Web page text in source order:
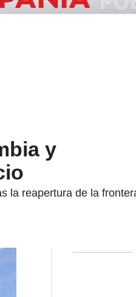
y
la reapertura de la